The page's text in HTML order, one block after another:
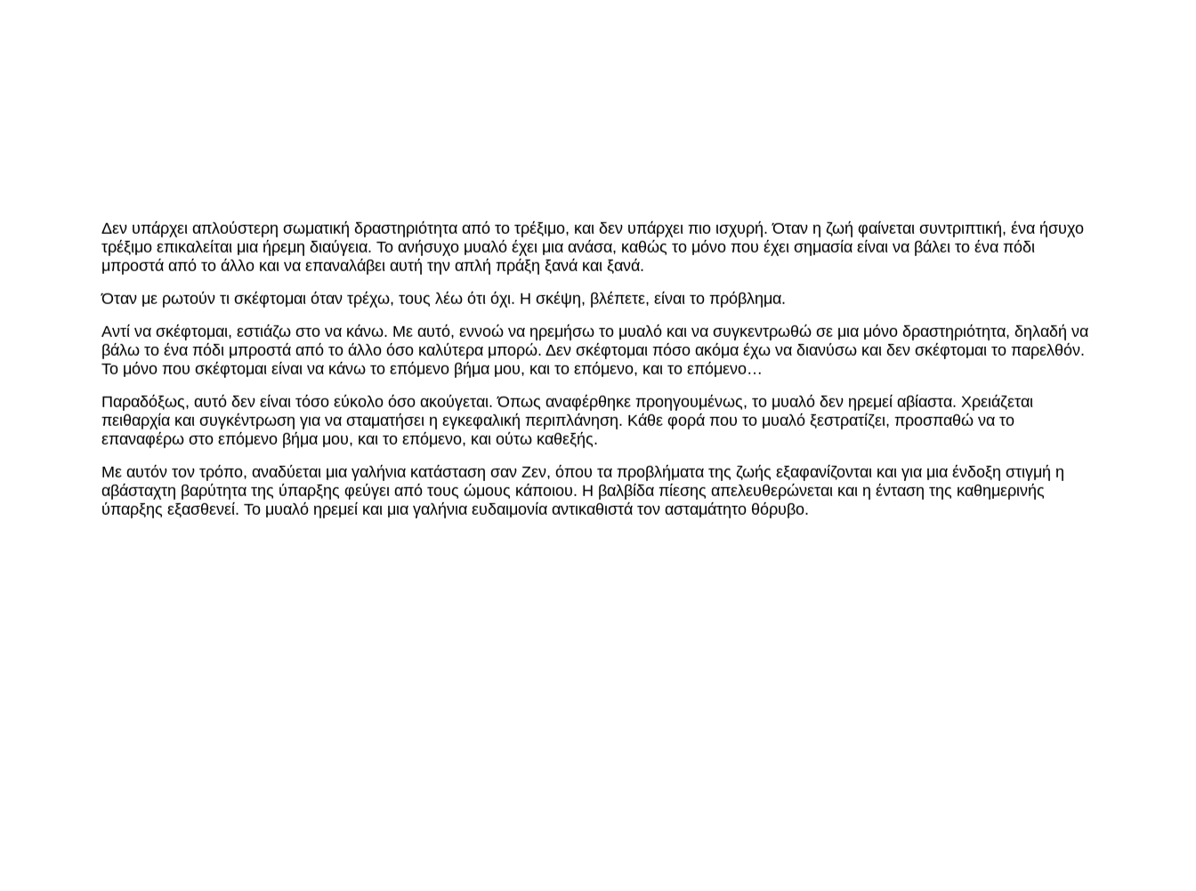
Δεν υπάρχει απλούστερη σωματική δραστηριότητα από το τρέξιμο, και δεν υπάρχει πιο ισχυρή. Όταν η ζωή φαίνεται συντριπτική, ένα ήσυχο
τρέξιμο επικαλείται μια ήρεμη διαύγεια. Το ανήσυχο μυαλό έχει μια ανάσα, καθώς το μόνο που έχει σημασία είναι να βάλει το ένα πόδι
μπροστά από το άλλο και να επαναλάβει αυτή την απλή πράξη ξανά και ξανά.
Όταν με ρωτούν τι σκέφτομαι όταν τρέχω, τους λέω ότι όχι. Η σκέψη, βλέπετε, είναι το πρόβλημα.
Αντί να σκέφτομαι, εστιάζω στο να κάνω. Με αυτό, εννοώ να ηρεμήσω το μυαλό και να συγκεντρωθώ σε μια μόνο δραστηριότητα, δηλαδή να
βάλω το ένα πόδι μπροστά από το άλλο όσο καλύτερα μπορώ. Δεν σκέφτομαι πόσο ακόμα έχω να διανύσω και δεν σκέφτομαι το παρελθόν.
Το μόνο που σκέφτομαι είναι να κάνω το επόμενο βήμα μου, και το επόμενο, και το επόμενο…
Παραδόξως, αυτό δεν είναι τόσο εύκολο όσο ακούγεται. Όπως αναφέρθηκε προηγουμένως, το μυαλό δεν ηρεμεί αβίαστα. Χρειάζεται
πειθαρχία και συγκέντρωση για να σταματήσει η εγκεφαλική περιπλάνηση. Κάθε φορά που το μυαλό ξεστρατίζει, προσπαθώ να το
επαναφέρω στο επόμενο βήμα μου, και το επόμενο, και ούτω καθεξής.
Με αυτόν τον τρόπο, αναδύεται μια γαλήνια κατάσταση σαν Ζεν, όπου τα προβλήματα της ζωής εξαφανίζονται και για μια ένδοξη στιγμή η
αβάσταχτη βαρύτητα της ύπαρξης φεύγει από τους ώμους κάποιου. Η βαλβίδα πίεσης απελευθερώνεται και η ένταση της καθημερινής
ύπαρξης εξασθενεί. Το μυαλό ηρεμεί και μια γαλήνια ευδαιμονία αντικαθιστά τον ασταμάτητο θόρυβο.